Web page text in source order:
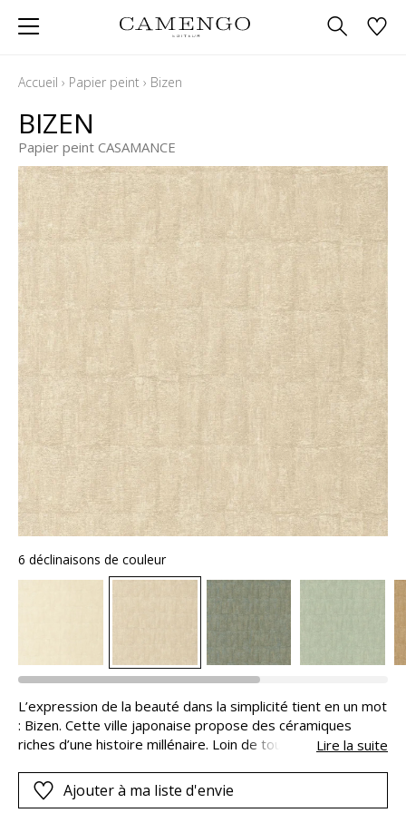
Accueil › Papier peint › Bizen
BIZEN
Papier peint CASAMANCE
6 déclinaisons de couleur
L’expression de la beauté dans la simplicité tient en un mot
: Bizen. Cette ville japonaise propose des céramiques
riches d’une histoire millénaire. Loin de toute ostentation
texture brute sur laquelle l’homme laisse une empreinte.
Imparfaite, elle retranscrit l’aspect artisanal des
Lire la suite
Ajouter à ma liste d'envie